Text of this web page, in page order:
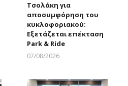
Τσολάκη για
αποσυμφόρηση του
κυκλοφοριακού:
Εξετάζεται επέκταση
Park & Ride
07/08/2026